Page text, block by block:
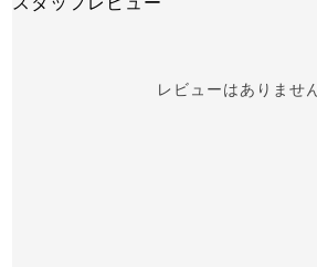
レビューはありませ